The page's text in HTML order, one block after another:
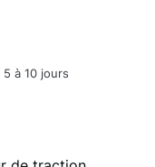
à 10 jours